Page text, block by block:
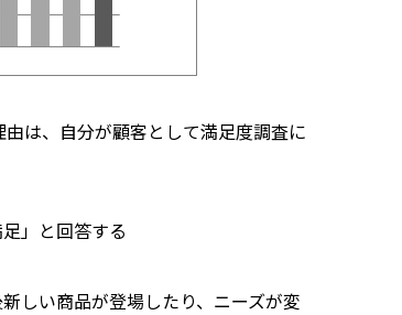
は、自分が顧客として満足度調査に
」と回答する
しい商品が登場したり、ニーズが変